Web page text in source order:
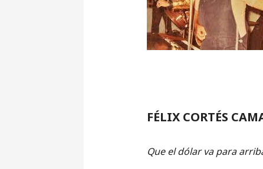
FÉLIX CORTÉS
Que el dólar va para